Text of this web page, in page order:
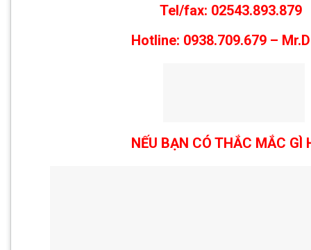
Tel/fax: 02543.893.879
Hotline: 0938.709.679 –
NẾU BẠN CÓ THẮC MẮC GÌ